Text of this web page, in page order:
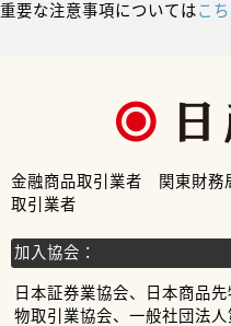
重要な注意事項についてはこ
金融商品取引業者 関東財
取引業者
加入協会：
日本証券業協会、日本商品
物取引業協会、一般社団法